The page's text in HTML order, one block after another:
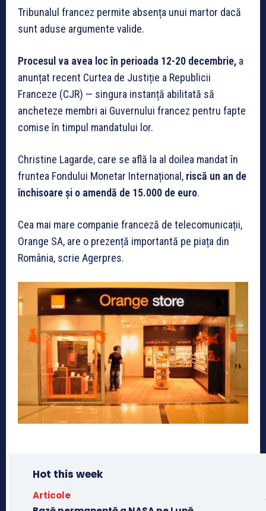
Tribunalul francez permite absența unui martor dacă
sunt aduse argumente valide.
Procesul va avea loc în perioada 12-20 decembrie, a
anunțat recent Curtea de Justiție a Republicii
Franceze (CJR) — singura instanță abilitată să
ancheteze membri ai Guvernului francez pentru fapte
comise în timpul mandatului lor.
Christine Lagarde, care se află la al doilea mandat în
fruntea Fondului Monetar Internațional, riscă un an de
închisoare și o amendă de 15.000 de euro.
Cea mai mare companie franceză de telecomunicații,
Orange SA, are o prezență importantă pe piața din
România, scrie Agerpres.
Hot this week
Articole